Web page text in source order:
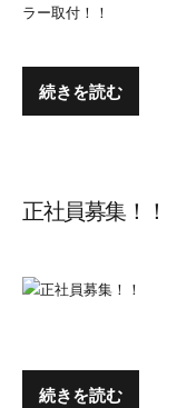
続きを読む
正社員募集！！
続きを読む